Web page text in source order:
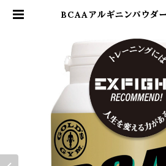
BCAAアルギニンパウダ